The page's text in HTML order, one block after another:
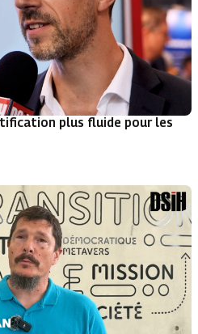
plus fluide pour les